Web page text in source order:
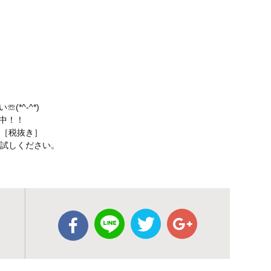
☏(*^-^*)
！！
税抜き］
しください。